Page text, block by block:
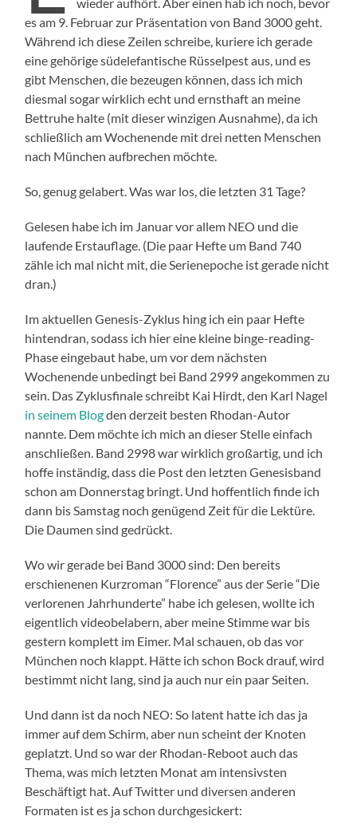
es am 9. Februar zur Präsentation von Band 3000 geht.
Während ich diese Zeilen schreibe, kuriere ich gerade
eine gehörige südelefantische Rüsselpest aus, und es
gibt Menschen, die bezeugen können, dass ich mich
diesmal sogar wirklich echt und ernsthaft an meine
Bettruhe halte (mit dieser winzigen Ausnahme), da ich
schließlich am Wochenende mit drei netten Menschen
nach München aufbrechen möchte.
So, genug gelabert. Was war los, die letzten 31 Tage?
Gelesen habe ich im Januar vor allem NEO und die
laufende Erstauflage. (Die paar Hefte um Band 740
zähle ich mal nicht mit, die Serienepoche ist gerade nicht
dran.)
Im aktuellen Genesis-Zyklus hing ich ein paar Hefte
hintendran, sodass ich hier eine kleine binge-reading-
Phase eingebaut habe, um vor dem nächsten
Wochenende unbedingt bei Band 2999 angekommen zu
sein. Das Zyklusfinale schreibt Kai Hirdt, den Karl Nagel
in seinem Blogden derzeit besten Rhodan-Autor
nannte. Dem möchte ich mich an dieser Stelle einfach
anschließen. Band 2998 war wirklich großartig, und ich
hoffe inständig, dass die Post den letzten Genesisband
schon am Donnerstag bringt. Und hoffentlich finde ich
dann bis Samstag noch genügend Zeit für die Lektüre.
Die Daumen sind gedrückt.
Wo wir gerade bei Band 3000 sind: Den bereits
erschienenen Kurzroman “Florence” aus der Serie “Die
verlorenen Jahrhunderte” habe ich gelesen, wollte ich
eigentlich videobelabern, aber meine Stimme war bis
gestern komplett im Eimer. Mal schauen, ob das vor
München noch klappt. Hätte ich schon Bock drauf, wird
bestimmt nicht lang, sind ja auch nur ein paar Seiten.
Und dann ist da noch NEO: So latent hatte ich das ja
immer auf dem Schirm, aber nun scheint der Knoten
geplatzt. Und so war der Rhodan-Reboot auch das
Thema, was mich letzten Monat am intensivsten
Beschäftigt hat. Auf Twitter und diversen anderen
Formaten ist es ja schon durchgesickert: